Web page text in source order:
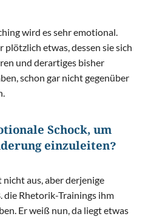
wird es sehr emotional.
etwas, dessen sie sich
und derartiges bisher
schon gar nicht gegenüber
Schock, um
einzuleiten?
aus, aber derjenige
die Rhetorik-Trainings ihm
Er weiß nun, da liegt etwas